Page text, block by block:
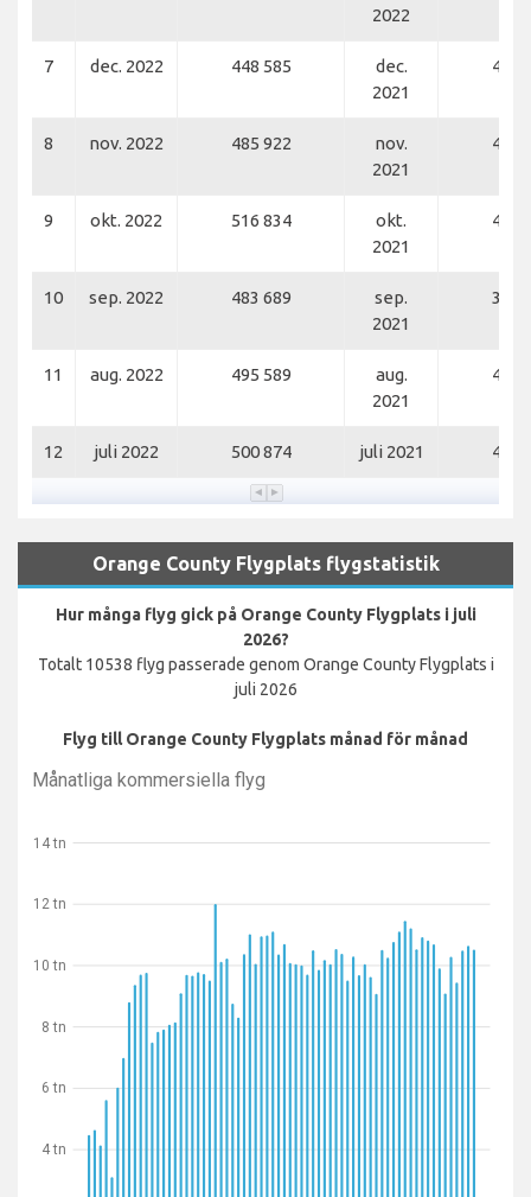
2022
7 dec. 2022 448 585
dec.
2021
415
8 nov. 2022 485 922
nov.
2021
417
9 okt. 2022 516 834
okt.
2021
423
10 sep. 2022 483 689
sep.
2021
382
11 aug. 2022 495 589
aug.
2021
410
12 juli 2022 500 874 juli 2021 435
Orange County Flygplats flygstatistik
Hur många flyg gick på Orange County Flygplats i juli
2026?
Totalt 10538 flyg passerade genom Orange County Flygplats i
juli 2026
Flyg till Orange County Flygplats månad för månad
Månatliga kommersiella flyg
4 tn
6 tn
8 tn
10 tn
12 tn
14 tn